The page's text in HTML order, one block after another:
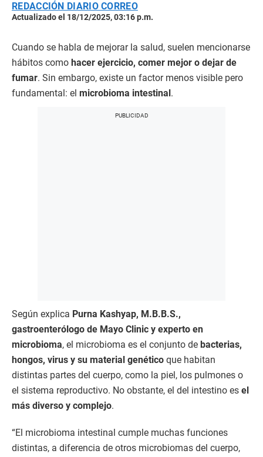
REDACCIÓN DIARIO CORREO
Actualizado el 18/12/2025, 03:16 p.m.
Cuando se habla de mejorar la salud, suelen mencionarse
hábitos como hacer ejercicio, comer mejor o dejar de
fumar. Sin embargo, existe un factor menos visible pero
fundamental: el microbioma intestinal .
Según explica Purna Kashyap, M.B.B.S.,
gastroenterólogo de Mayo Clinic y experto en
microbioma, el microbioma es el conjunto de bacterias,
hongos, virus y su material genético que habitan
distintas partes del cuerpo, como la piel, los pulmones o
el sistema reproductivo. No obstante, el del intestino es el
más diverso y complejo.
“El microbioma intestinal cumple muchas funciones
distintas, a diferencia de otros microbiomas del cuerpo,